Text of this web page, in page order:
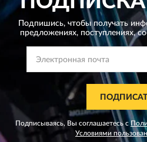
Подпишись, чтобы получать
предложениях, поступлениях,
Подписываясь, Вы соглашаетесь с
Условиями